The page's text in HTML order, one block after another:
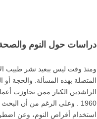
دراسات حول النوم
المتصلة بهذه المسألة. والحجة
1960 . وعلى الرغم من أن
استخدام أقراص النوم، وعن